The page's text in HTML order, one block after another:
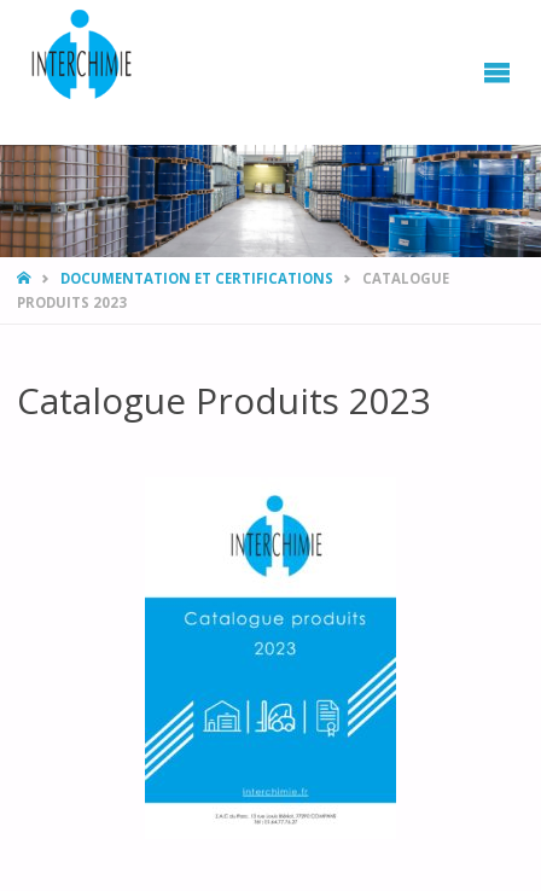
HOMEDOCUMENTATION ET CERTIFICATIONS
CATALOGUE
PRODUITS 2023
Catalogue Produits 2023